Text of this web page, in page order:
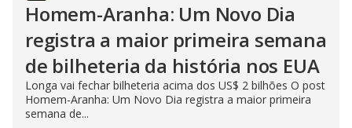
Homem-Aranha: Um Novo Dia
registra a maior primeira semana
de bilheteria da história nos EUA
Longa vai fechar bilheteria acima dos US$ 2 bilhões O post
Homem-Aranha: Um Novo Dia registra a maior primeira
semana de...